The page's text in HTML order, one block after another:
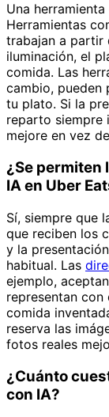
Una
Herramientas
trabajan a partir
iluminación, el
comida. Las
cambio, pueden
tu plato. Si la
reparto siempre
mejore en vez
¿Se permiten
IA en Uber
Sí, siempre que
que reciben los
y la
habitual. Las
ejemplo,
representan
comida
reserva las
fotos reales
¿Cuánto
con IA?